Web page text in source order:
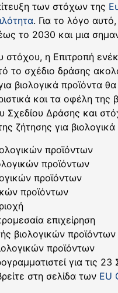
των στόχων της
. Για το λόγο
το 2030 και μια
η Επιτροπή
το σχέδιο δράσης
βιολογικά προϊόντα
και τα οφέλη
Σχεδίου Δράσης και
ζήτησης για
προϊόντων
προϊόντων
προϊόντων
προϊόντων
επιχείρηση
βιολογικών προϊόντων
προϊόντων
για τις
στη σελίδα των EU